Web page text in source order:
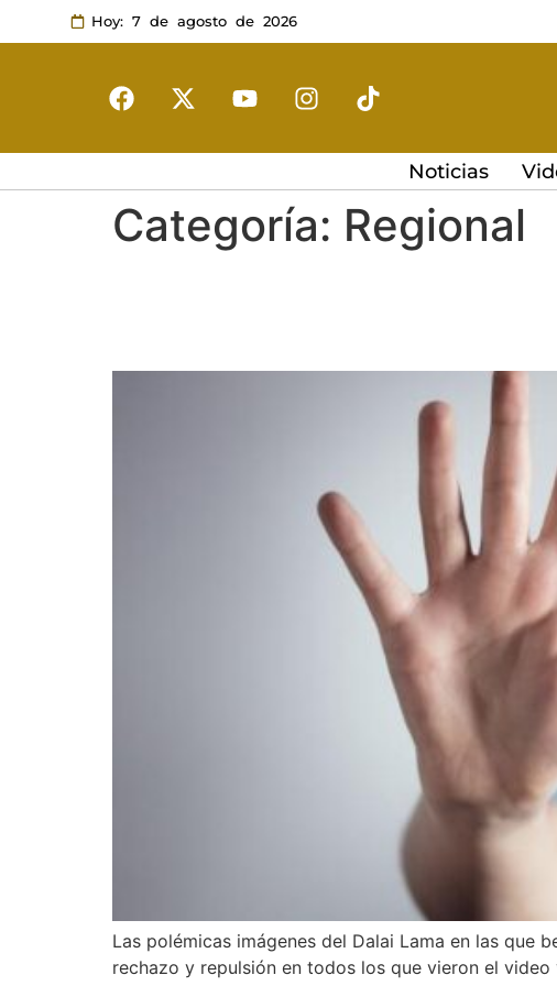
Hoy: 7 de agosto de 2026
Noticias
Categoría: Regional
Las polémicas imágenes del Dalai Lama en las que
rechazo y repulsión en todos los que vieron el